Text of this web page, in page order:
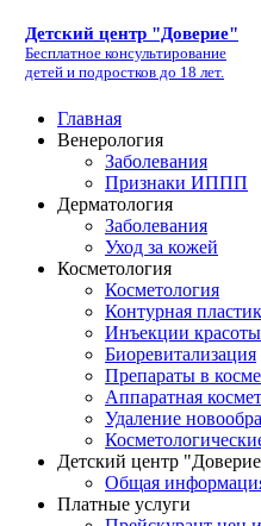
Детский центр "Доверие"
Бесплатное консультирование
детей и подростков до 18 лет.
Главная
Венерология
Заболевания
Признаки ИППП
Дерматология
Заболевания
Уход за кожей
Косметология
Косметология
Контурная
Инъекции красоты
Биоревитализация
Препараты в
Аппаратная
Удаление
Детский центр
Общая
Платные услуги